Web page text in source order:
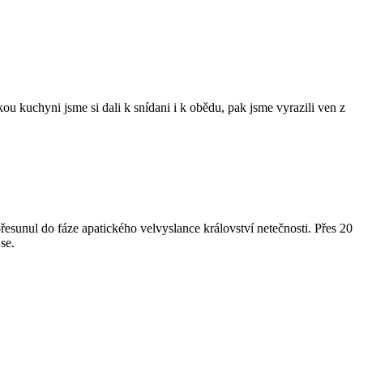
kuchyni jsme si dali k snídani i k obědu, pak jsme vyrazili ven z
do fáze apatického velvyslance království netečnosti. Přes 20